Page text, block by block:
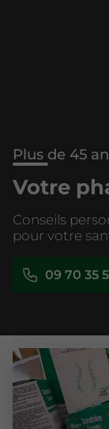
Plus de 45
Votre
Conseils
pour votre
09 70 35